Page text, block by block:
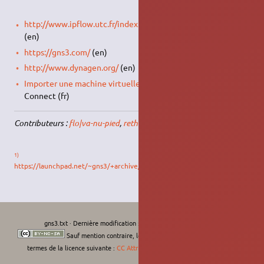
http://www.ipflow.utc.fr/index.php/Cisco_7200_Simulator
(en)
https://gns3.com/(en)
http://www.dynagen.org/(en)
Importer une machine virtuelle VirtualBox dans GNS3
Connect (fr)
Contributeurs :flo|va-nu-pied, retho
1)
https://launchpad.net/~gns3/+archive/ubuntu/ppa
gns3.txt· Dernière modification :
Sauf mention contraire, le contenu de ce wiki est placé sous les
termes de la licence suivante : CC Attribution-Noncommercial-Share Alike 4.0